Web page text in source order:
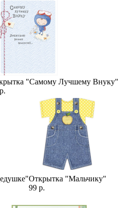
"Самому Лучшему Внуку"
Открытка "Мальчику"
99 р.